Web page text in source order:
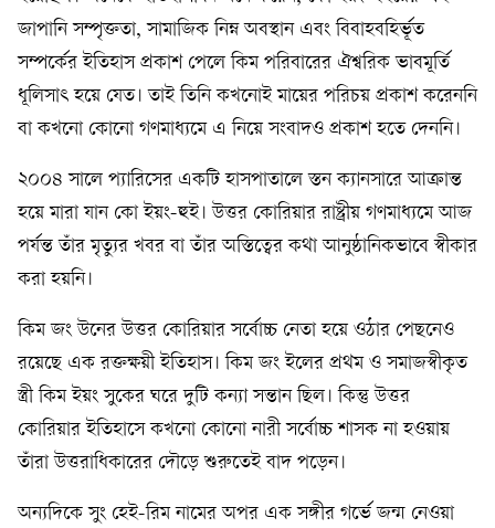
জাপানি সম্পৃক্ততা, সামাজিক নিম্ন অবস্থান এবং বিবাহবহির্ভূত
সম্পর্কের ইতিহাস প্রকাশ পেলে কিম পরিবারের ঐশ্বরিক ভাবমূর্তি
ধূলিসাৎ হয়ে যেত। তাই তিনি কখনোই মায়ের পরিচয় প্রকাশ করেননি
বা কখনো কোনো গণমাধ্যমে এ নিয়ে সংবাদও প্রকাশ হতে দেননি।
২০০৪ সালে প্যারিসের একটি হাসপাতালে স্তন ক্যানসারে আক্রান্ত
হয়ে মারা যান কো ইয়ং-হুই। উত্তর কোরিয়ার রাষ্ট্রীয় গণমাধ্যমে আজ
পর্যন্ত তাঁর মৃত্যুর খবর বা তাঁর অস্তিত্বের কথা আনুষ্ঠানিকভাবে স্বীকার
করা হয়নি।
কিম জং উনের উত্তর কোরিয়ার সর্বোচ্চ নেতা হয়ে ওঠার পেছনেও
রয়েছে এক রক্তক্ষয়ী ইতিহাস। কিম জং ইলের প্রথম ও সমাজস্বীকৃত
স্ত্রী কিম ইয়ং সুকের ঘরে দুটি কন্যা সন্তান ছিল। কিন্তু উত্তর
কোরিয়ার ইতিহাসে কখনো কোনো নারী সর্বোচ্চ শাসক না হওয়ায়
তাঁরা উত্তরাধিকারের দৌড়ে শুরুতেই বাদ পড়েন।
অন্যদিকে সুং হেই-রিম নামের অপর এক সঙ্গীর গর্ভে জন্ম নেওয়া